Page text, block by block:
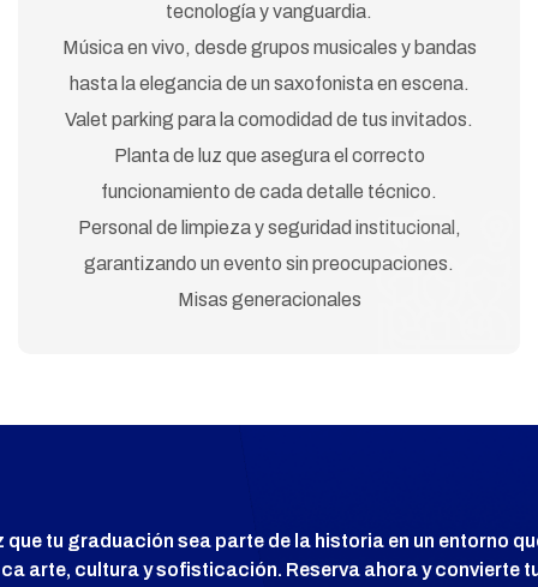
tecnología y vanguardia.
Música en vivo, desde grupos musicales y bandas
hasta la elegancia de un saxofonista en escena.
Valet parking para la comodidad de tus invitados.
Planta de luz que asegura el correcto
funcionamiento de cada detalle técnico.
Personal de limpieza y seguridad institucional,
garantizando un evento sin preocupaciones.
Misas generacionales
que tu graduación sea parte de la historia en un entorno
arte, cultura y sofisticación. Reserva ahora y convierte